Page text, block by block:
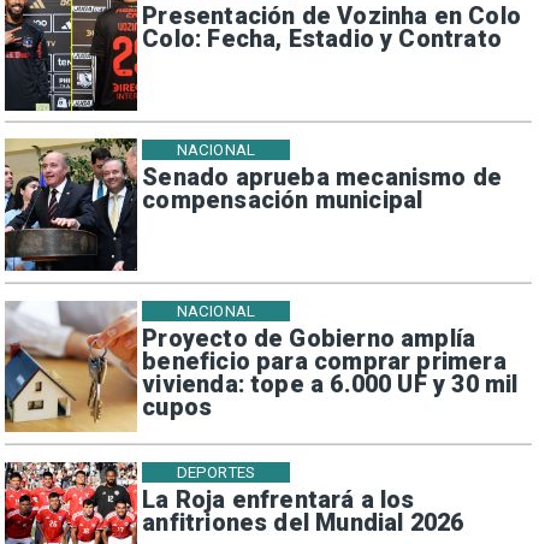
Presentación de Vozinha en Colo
Colo: Fecha, Estadio y Contrato
Senado aprueba mecanismo de
compensación municipal
NACIONAL
Proyecto de Gobierno amplía
beneficio para comprar primera
vivienda: tope a 6.000 UF y 30 mil
cupos
NACIONAL
La Roja enfrentará a los
anfitriones del Mundial 2026
DEPORTES